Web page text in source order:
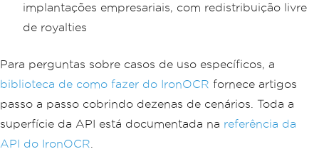
implantações empresariais, com redistribuição livre
de royalties
Para perguntas sobre casos de uso específicos, a
biblioteca de como fazer do IronOCR fornece artigos
passo a passo cobrindo dezenas de cenários. Toda a
superfície da API está documentada na referência da
API do IronOCR